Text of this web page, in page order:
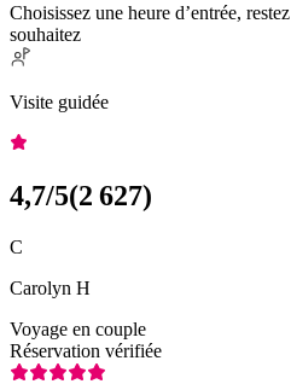
Choisissez une heure d’entrée,
souhaitez
Visite guidée
4,7/5(2 627)
C
Carolyn H
Voyage en couple
Réservation vérifiée